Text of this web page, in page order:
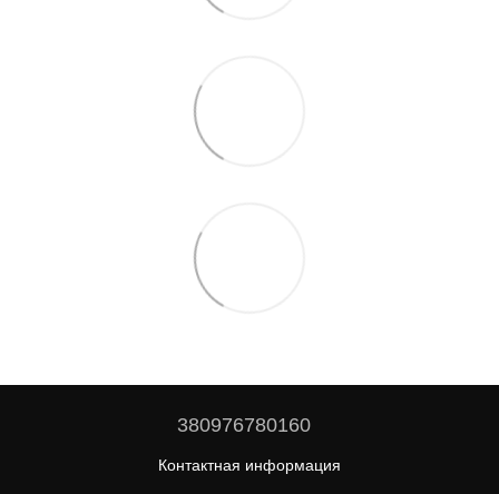
380976780160
Контактная информация